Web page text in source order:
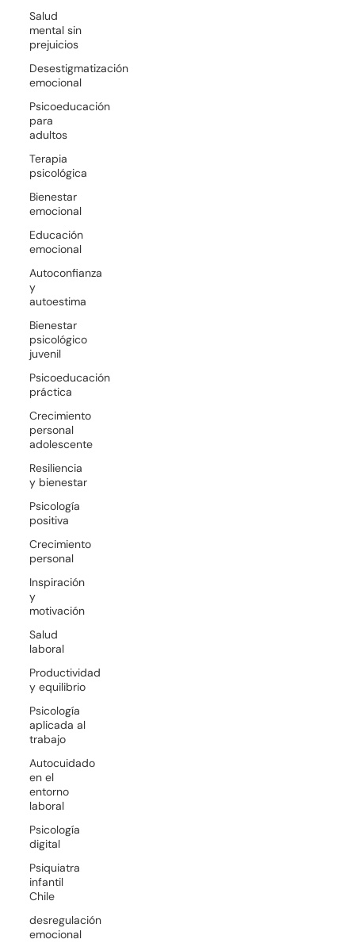
Salud
mental sin
prejuicios
Desestigmatización
emocional
Psicoeducación
para
adultos
Terapia
psicológica
Bienestar
emocional
Educación
emocional
Autoconfianza
y
autoestima
Bienestar
psicológico
juvenil
Psicoeducación
práctica
Crecimiento
personal
adolescente
Resiliencia
y bienestar
Psicología
positiva
Crecimiento
personal
Inspiración
y
motivación
Salud
laboral
Productividad
y equilibrio
Psicología
aplicada al
trabajo
Autocuidado
en el
entorno
laboral
Psicología
digital
Psiquiatra
infantil
Chile
desregulación
emocional